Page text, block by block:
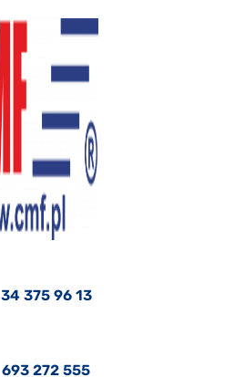
34 375 96 13
693 272 555